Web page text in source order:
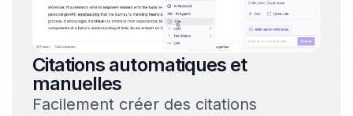
Citations automatiques et
manuelles
Facilement créer des citations